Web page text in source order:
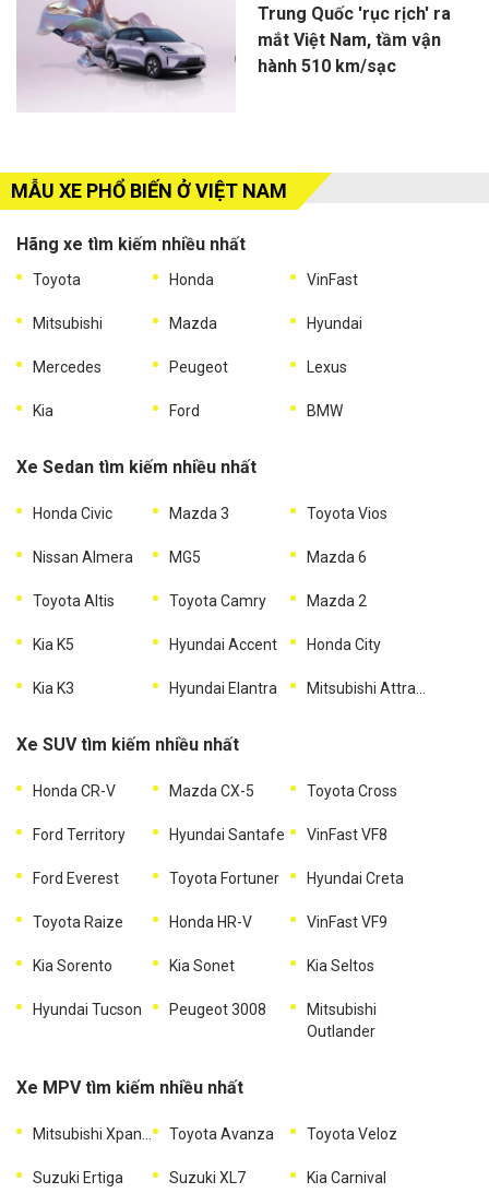
Trung Quốc 'rục rịch' ra
mắt Việt Nam, tầm vận
hành 510 km/sạc
MẪU XE PHỔ BIẾN Ở VIỆT NAM
Hãng xe tìm kiếm nhiều nhất
Toyota Honda VinFast
Mitsubishi Mazda Hyundai
Mercedes Peugeot Lexus
Kia Ford BMW
Xe Sedan tìm kiếm nhiều nhất
Honda Civic Mazda 3 Toyota Vios
Nissan Almera MG5 Mazda 6
Toyota Altis Toyota Camry Mazda 2
Kia K5 Hyundai Accent Honda City
Kia K3 Hyundai Elantra
Xe SUV tìm kiếm nhiều nhất
Honda CR-V Mazda CX-5 Toyota Cross
Ford Territory Hyundai Santafe VinFast VF8
Ford Everest Toyota Fortuner Hyundai Creta
Toyota Raize Honda HR-V VinFast VF9
Kia Sorento Kia Sonet Kia Seltos
Hyundai Tucson Peugeot 3008
Mitsubishi
Outlander
Xe MPV tìm kiếm nhiều nhất
Toyota Avanza Toyota Veloz
Suzuki Ertiga Suzuki XL7 Kia Carnival